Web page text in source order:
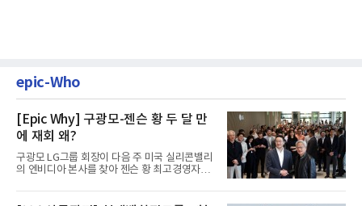
epic-Who
[Epic Why] 구광모-젠슨 황 두 달 만
에 재회 왜?
구광모 LG그룹 회장이 다음 주 미국 실리콘밸리
의 엔비디아 본사를 찾아 젠슨 황 최고경영자